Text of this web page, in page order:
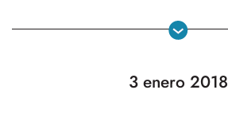
3 enero 2018